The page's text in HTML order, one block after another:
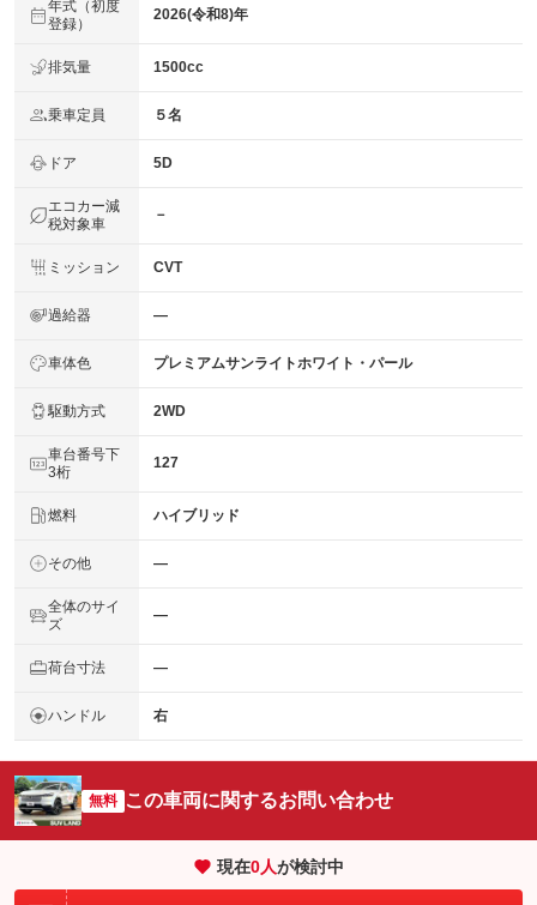
年式（初度
登録）
2026(令和8)年
排気量 1500cc
乗車定員 ５名
ドア 5D
エコカー減
税対象車
－
ミッション CVT
過給器 ―
車体色 プレミアムサンライトホワイト・パール
駆動方式 2WD
車台番号下
3桁
127
燃料 ハイブリッド
その他 ―
全体のサイ
ズ
―
荷台寸法 ―
ハンドル 右
無料 この車両に関するお問い合わせ
現在0人が検討中